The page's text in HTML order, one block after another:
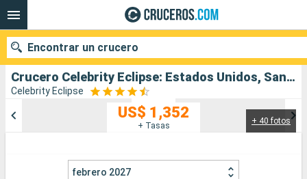
Crucero Celebrity Eclipse: Estados Unidos, Santa Lucia, Barbados, Aruba salida desde Fort Lauderdale
Celebrity Eclipse
+ 40 fotos
US$ 1,352
+ Tasas
febrero 2027
Encontrar un crucero